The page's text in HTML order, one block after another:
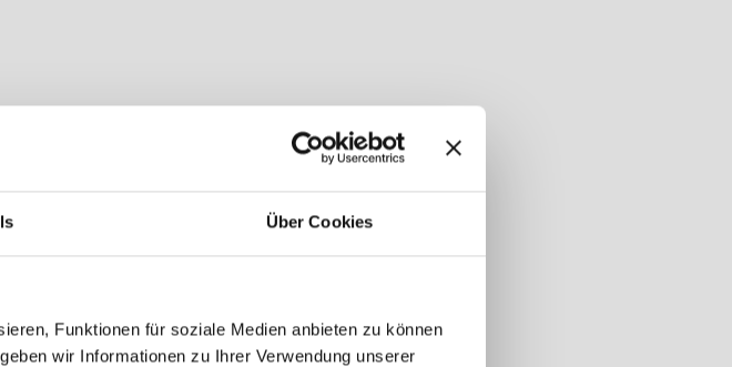
Über Cookies
Funktionen für soziale Medien anbieten zu können
wir Informationen zu Ihrer Verwendung unserer